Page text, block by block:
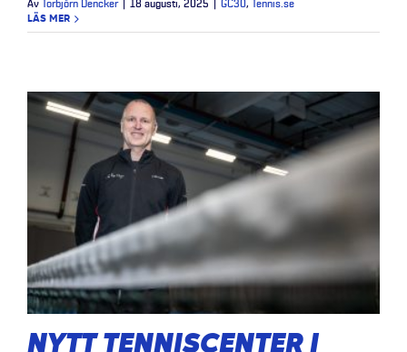
Av Torbjörn Dencker 18 augusti, 2025 GC30, Tennis.se
LÄS MER